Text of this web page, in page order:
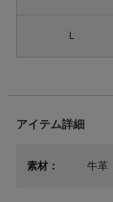
L
アイテム詳細
素材： 牛革